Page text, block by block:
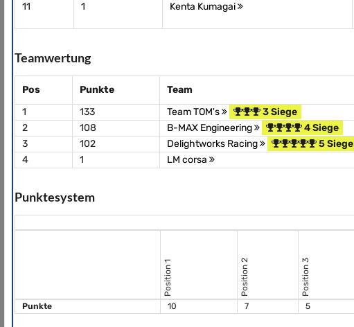
11 1 Kenta Kumagai
Teamwertung
Pos Punkte Team
1
133 Team TOM's
3 Siege
2
108 B-MAX Engineering
4 Siege
3
102 Delightworks Racing
5 Siege
4
1 LM corsa
Punktesystem
Position 1 Position 2 Position 3
Punkte 10 7 5